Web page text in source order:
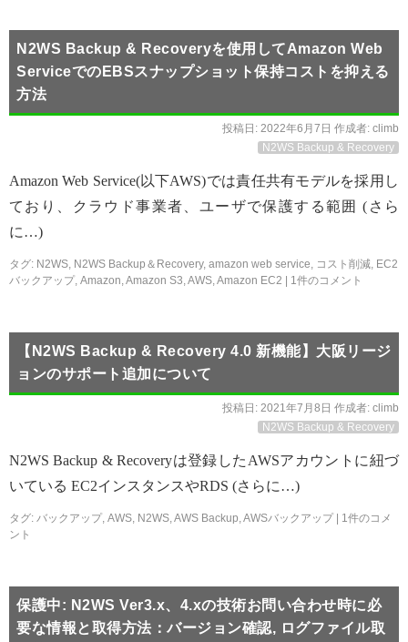
N2WS Backup & Recoveryを使用してAmazon Web
ServiceでのEBSスナップショット保持コストを抑える
方法
投稿日: 2022年6月7日 作成者: climb
N2WS Backup & Recovery
Amazon Web Service(以下AWS)では責任共有モデルを採用し
ており、クラウド事業者、ユーザで保護する範囲 (さら
に…)
タグ: N2WS, N2WS Backup＆Recovery, amazon web service, コスト削減, EC2
バックアップ, Amazon,Amazon S3,AWS,Amazon EC2 1件のコメント
【N2WS Backup & Recovery 4.0 新機能】大阪リージ
ョンのサポート追加について
投稿日: 2021年7月8日 作成者: climb
N2WS Backup & Recovery
N2WS Backup & Recoveryは登録したAWSアカウントに紐づ
いている EC2インスタンスやRDS (さらに…)
タグ: バックアップ, AWS, N2WS,AWS Backup,AWSバックアップ
1件のコメ
ント
保護中: N2WS Ver3.x、4.xの技術お問い合わせ時に必
要な情報と取得方法：バージョン確認, ログファイル取